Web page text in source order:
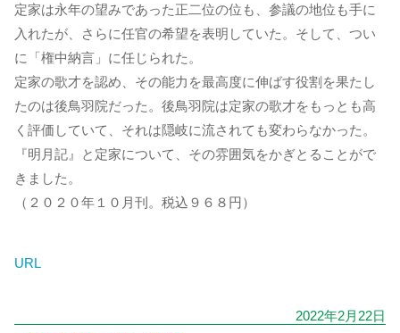
定家は永年の望みであった正二位の位も、参議の地位も手に
入れたが、さらに任官の希望を表明していた。そして、つい
に「権中納言」に任じられた。
定家の歌才を認め、その能力を最高度に伸ばす役割を果たし
たのは後鳥羽院だった。後鳥羽院は定家の歌才をもっとも高
く評価していて、それは隠岐に流されても変わらなかった。
『明月記』と定家について、その雰囲気をかぎとることがで
きました。
（２０２０年１０月刊。税込９６８円）
URL
2022年2月22日